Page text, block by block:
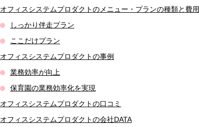
オフィスシステムプロダクトのメニュー・プランの種類と費用
しっかり伴走プラン
ここだけプラン
オフィスシステムプロダクトの事例
業務効率が向上
保育園の業務効率化を実現
オフィスシステムプロダクトの口コミ
オフィスシステムプロダクトの会社DATA